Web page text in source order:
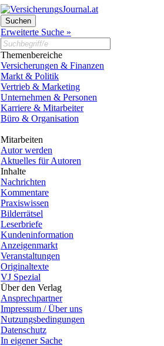
Erweiterte Suche »
Themenbereiche
Versicherungen & Finanzen
Markt & Politik
Vertrieb & Marketing
Unternehmen & Personen
Karriere & Mitarbeiter
Büro & Organisation
Mitarbeiten
Autor werden
Aktuelles für Autoren
Inhalte
Nachrichten
Kommentare
Praxiswissen
Bilderrätsel
Leserbriefe
Kundeninformation
Anzeigenmarkt
Veranstaltungen
Originaltexte
VJ Spezial
Über den Verlag
Ansprechpartner
Impressum / Über uns
Nutzungsbedingungen
Datenschutz
In eigener Sache